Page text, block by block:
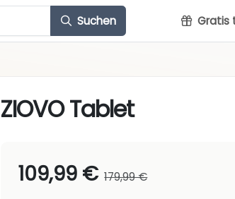
Suchen Gratis
ZIOVO Tablet
109,99 € 179,99 €